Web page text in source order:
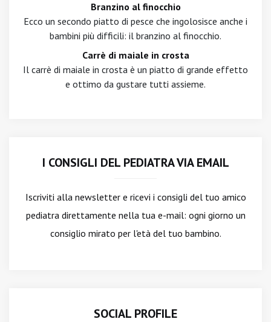
Branzino al finocchio
Ecco un secondo piatto di pesce che ingolosisce anche i
bambini più difficili: il branzino al finocchio.
Carrè di maiale in crosta
Il carrè di maiale in crosta è un piatto di grande effetto
e ottimo da gustare tutti assieme.
I CONSIGLI DEL PEDIATRA VIA EMAIL
Iscriviti alla newslettere ricevi i consigli del tuo amico
pediatra direttamente nella tua e-mail: ogni giorno un
consiglio mirato per l'età del tuo bambino.
SOCIAL PROFILE